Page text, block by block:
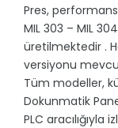
Pres, performans
MIL 303 – MIL
üretilmektedir .
versiyonu
Tüm modeller,
Dokunmatik
PLC aracılığıyla